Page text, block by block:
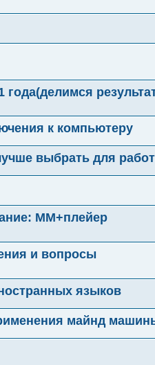
к компьютеру
выбрать для
ММ+плейер
и вопросы
языков
майнд